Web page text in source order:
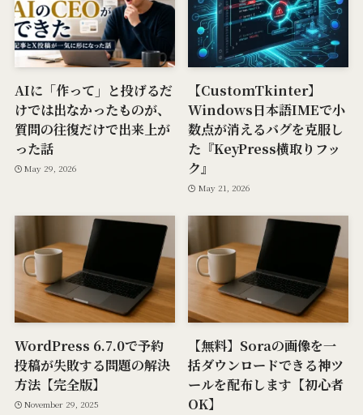
AIに「作って」と投げるだ
けでは出なかったものが、
質問の往復だけで出来上が
った話
May 29, 2026
【CustomTkinter】
Windows日本語IMEで小
数点が消えるバグを克服し
た『KeyPress横取りフッ
ク』
May 21, 2026
WordPress 6.7.0で予約
投稿が失敗する問題の解決
方法【完全版】
November 29, 2025
【無料】Soraの画像を一
括ダウンロードできる神ツ
ールを配布します【初心者
OK】